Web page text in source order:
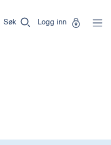
Søk Logg inn